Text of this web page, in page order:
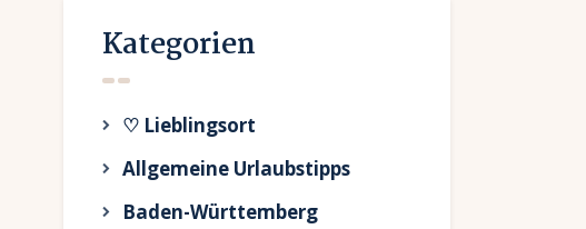
Kategorien
♡ Lieblingsort
Allgemeine Urlaubstipps
Baden-Württemberg